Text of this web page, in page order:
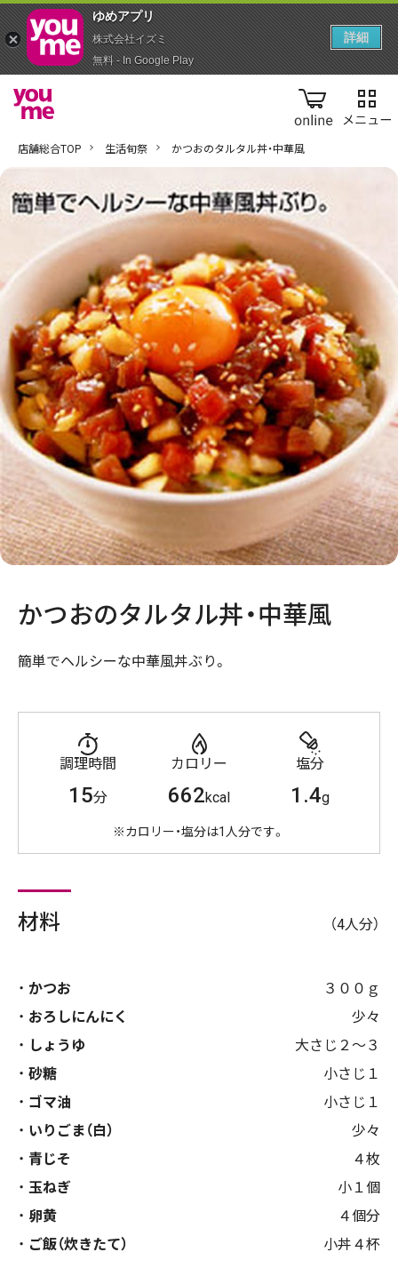
online
店舗総合TOP 生活旬祭 かつおのタルタル丼・中華風
かつおのタルタル丼・中華風
簡単でヘルシーな中華風丼ぶり。
調理時間
15分
カロリー
662kcal
塩分
1.4g
※カロリー・塩分は1人分です。
材料 （4人分）
かつお
３００ｇ
おろしにんにく
少々
しょうゆ
大さじ２～３
砂糖
小さじ１
ゴマ油
小さじ１
いりごま（白）
少々
青じそ
４枚
玉ねぎ
小１個
卵黄
４個分
ご飯（炊きたて）
小丼４杯
ゆめアプ‪リ‬
株式会社イズミ
無料 - In Google Play
詳細